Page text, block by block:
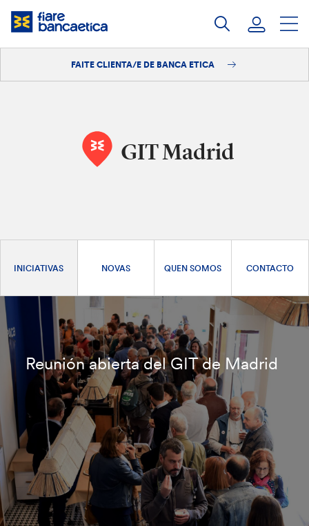
Saltar
FAITE CLIENTA/E DE BANCA ETICA
GIT Madrid
INICIATIVAS NOVAS QUEN SOMOS CONTACTO
Reunión abierta del GIT de Madrid